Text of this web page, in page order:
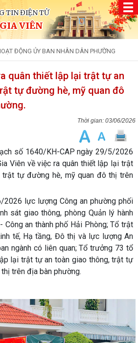
TIN ĐIỆN TỬ
VIÊN
ĐỘNG ỦY BAN NHÂN DÂN PHƯỜNG
quân thiết lập lại trật tự an
tự đường hè, mỹ quan đô
03/06/2026
số 1640/KH-CAP ngày 29/5/2026
Viên về việc ra quân thiết lập lại trật
trật tự đường hè, mỹ quan đô thị trên
lực lượng Công an phường phối
sát giao thông, phòng Quản lý hành
Công an thành phố Hải Phòng; Tổ trật
tế, Hạ tầng, Đô thị và lực lượng An
ngành có liên quan; Tổ trưởng 73 tổ
lại trật tự an toàn giao thông, trật tự
trên địa bàn phường.